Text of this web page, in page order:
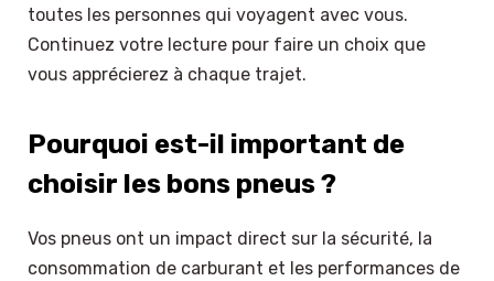
toutes les personnes qui voyagent avec vous.
Continuez votre lecture pour faire un choix que
vous apprécierez à chaque trajet.
Pourquoi est-il important de
choisir les bons pneus ?
Vos pneus ont un impact direct sur la sécurité, la
consommation de carburant et les performances de